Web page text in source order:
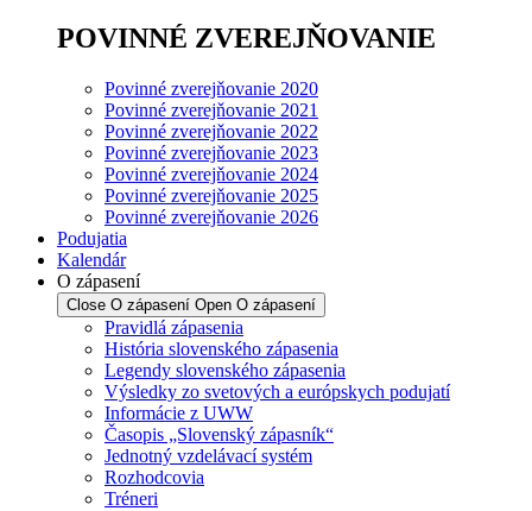
POVINNÉ ZVEREJŇOVANIE
Povinné zverejňovanie 2020
Povinné zverejňovanie 2021
Povinné zverejňovanie 2022
Povinné zverejňovanie 2023
Povinné zverejňovanie 2024
Povinné zverejňovanie 2025
Povinné zverejňovanie 2026
Podujatia
Kalendár
O zápasení
Close O zápasení Open O zápasení
Pravidlá zápasenia
História slovenského zápasenia
Legendy slovenského zápasenia
Výsledky zo svetových a európskych podujatí
Informácie z UWW
Časopis „Slovenský zápasník“
Jednotný vzdelávací systém
Rozhodcovia
Tréneri